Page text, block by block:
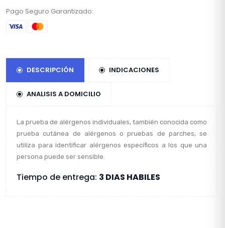
Pago Seguro Garantizado:
DESCRIPCIÓN INDICACIONES
ANALISIS A DOMICILIO
La prueba de alérgenos individuales, también conocida como
prueba cutánea de alérgenos o pruebas de parches, se
utiliza para identificar alérgenos específicos a los que una
persona puede ser sensible.
Tiempo de entrega: 3 DIAS HABILES